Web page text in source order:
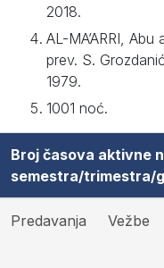
2018.
AL-MA’ARRI,
prev. S.
1979.
1001 noć.
Broj časova aktivne
semestra/trimestra/
Predavanja Vežbe